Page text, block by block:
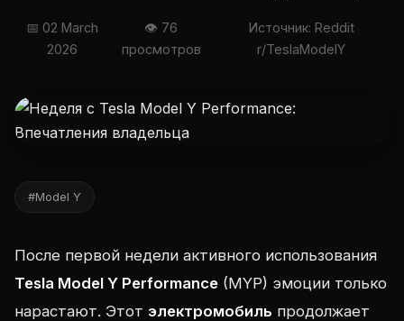
📅 02 March
2026
👁 76
просмотров
Источник: Reddit
r/TeslaModelY
#Model Y
После первой недели активного использования
Tesla Model Y Performance (MYP) эмоции только
нарастают. Этот электромобиль продолжает